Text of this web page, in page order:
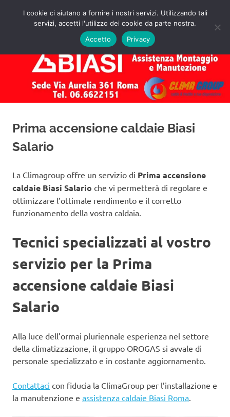
Assistenza
Caldaie
Biasi
Roma
Preventivo!
MENU
Prima accensione caldaie Biasi
Salario
La Climagroup offre un servizio di Prima accensione
caldaie Biasi Salario che vi permetterà di regolare e
ottimizzare l’ottimale rendimento e il corretto
funzionamento della vostra caldaia.
Tecnici specializzati al vostro
servizio per la Prima
accensione caldaie Biasi
Salario
Alla luce dell’ormai pluriennale esperienza nel settore
della climatizzazione, il gruppo OROGAS si avvale di
personale specializzato e in costante aggiornamento.
Contattaci con fiducia la ClimaGroup per l’installazione e
la manutenzione e assistenza caldaie Biasi Roma.
I cookie ci aiutano a fornire i nostri servizi. Utilizzando tali
servizi, accetti l'utilizzo dei cookie da parte nostra.
Accetto
Privacy